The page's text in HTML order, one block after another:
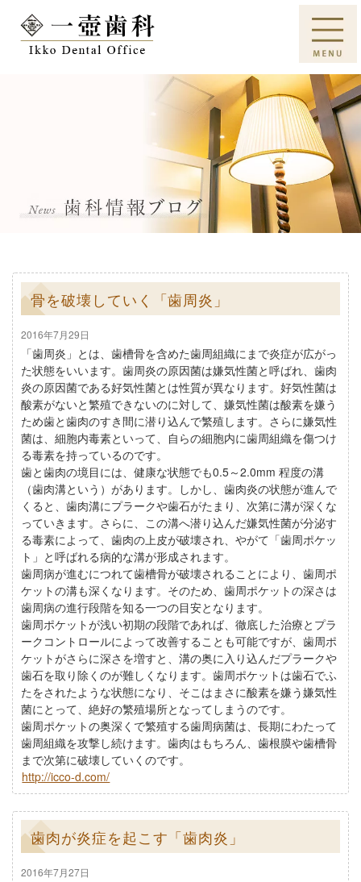
骨を破壊していく「歯周炎」
2016年7月29日
「歯周炎」とは、歯槽骨を含めた歯周組織にまで炎症が広がっ
た状態をいいます。歯周炎の原因菌は嫌気性菌と呼ばれ、歯肉
炎の原因菌である好気性菌とは性質が異なります。好気性菌は
酸素がないと繁殖できないのに対して、嫌気性菌は酸素を嫌う
ため歯と歯肉のすき間に潜り込んで繁殖します。さらに嫌気性
菌は、細胞内毒素といって、自らの細胞内に歯周組織を傷つけ
る毒素を持っているのです。
歯と歯肉の境目には、健康な状態でも0.5～2.0mm 程度の溝
（歯肉溝という）があります。しかし、歯肉炎の状態が進んで
くると、歯肉溝にプラークや歯石がたまり、次第に溝が深くな
っていきます。さらに、この溝へ潜り込んだ嫌気性菌が分泌す
る毒素によって、歯肉の上皮が破壊され、やがて「歯周ポケッ
ト」と呼ばれる病的な溝が形成されます。
歯周病が進むにつれて歯槽骨が破壊されることにより、歯周ポ
ケットの溝も深くなります。そのため、歯周ポケットの深さは
歯周病の進行段階を知る一つの目安となります。
歯周ポケットが浅い初期の段階であれば、徹底した治療とプラ
ークコントロールによって改善することも可能ですが、歯周ポ
ケットがさらに深さを増すと、溝の奥に入り込んだプラークや
歯石を取り除くのが難しくなります。歯周ポケットは歯石でふ
たをされたような状態になり、そこはまさに酸素を嫌う嫌気性
菌にとって、絶好の繁殖場所となってしまうのです。
歯周ポケットの奥深くで繁殖する歯周病菌は、長期にわたって
歯周組織を攻撃し続けます。歯肉はもちろん、歯根膜や歯槽骨
まで次第に破壊していくのです。
http://icco-d.com/
歯肉が炎症を起こす「歯肉炎」
2016年7月27日